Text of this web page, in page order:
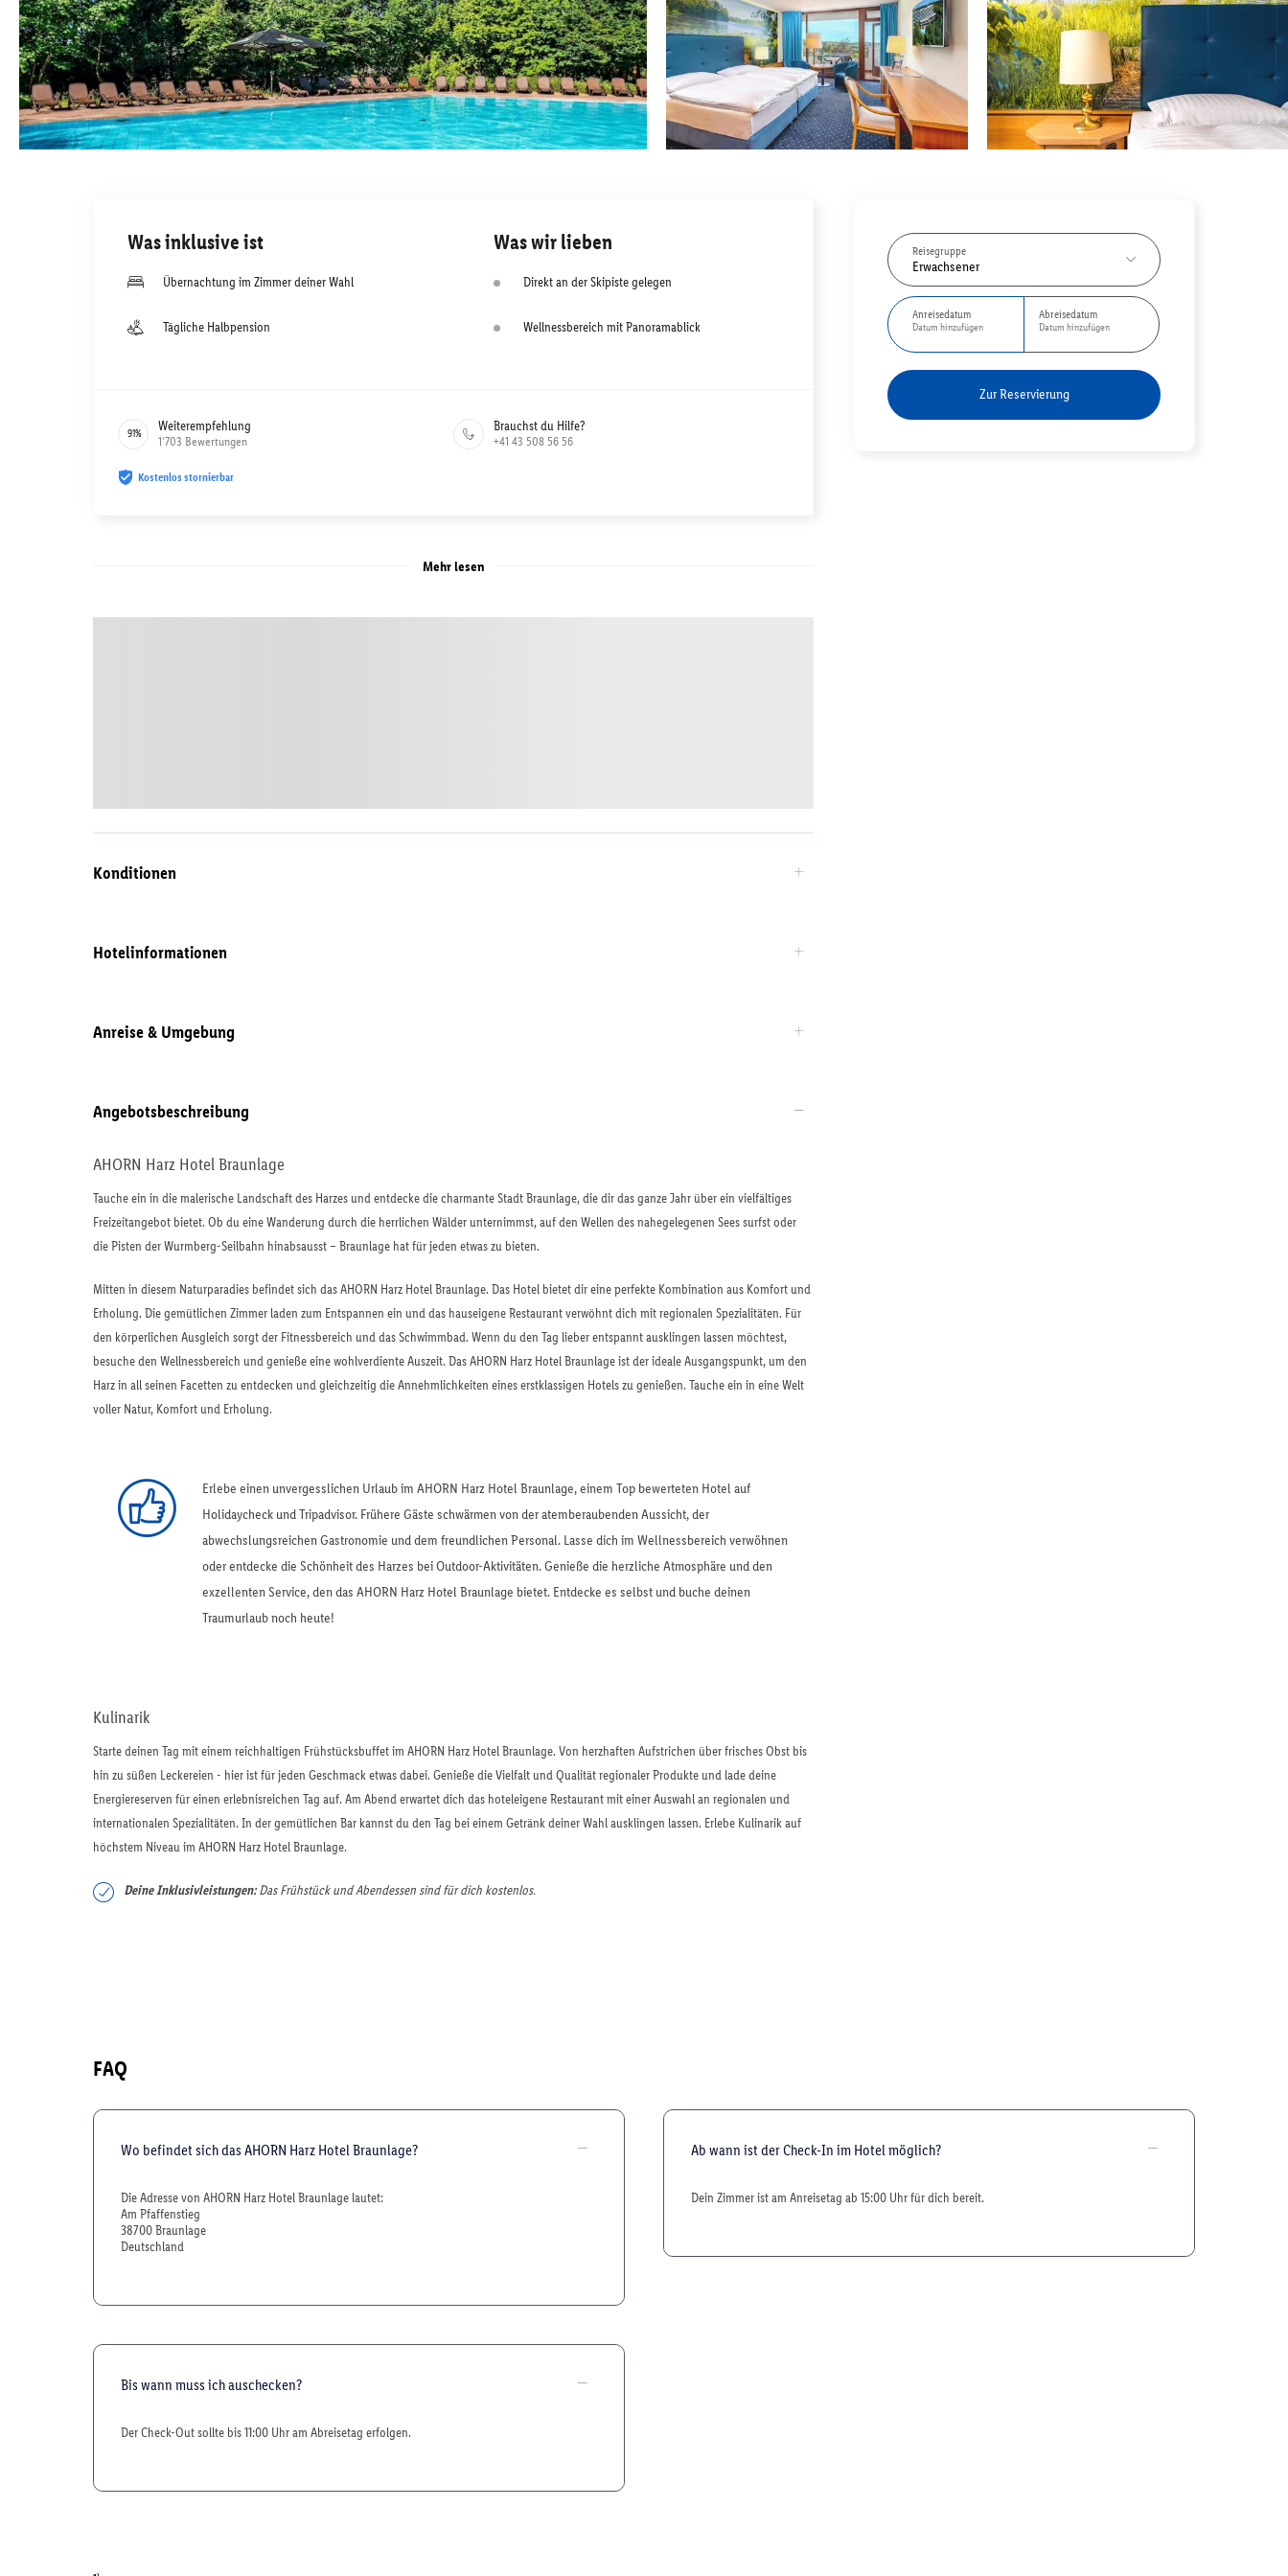
Reisegruppe
Erwachsener
Anreisedatum
Datum hinzufügen
Abreisedatum
Datum hinzufügen
Zur Reservierung
Was inklusive ist
Übernachtung im Zimmer deiner Wahl
Tägliche Halbpension
Was wir lieben
Direkt an der Skipiste gelegen
Wellnessbereich mit Panoramablick
91% Weiterempfehlung
1’703 Bewertungen
Brauchst du Hilfe?
+41 43 508 56 56
Kostenlos stornierbar
Mehr lesen
Konditionen
Hotelinformationen
Anreise & Umgebung
Angebotsbeschreibung
AHORN Harz Hotel Braunlage
Tauche ein in die malerische Landschaft des Harzes und entdecke die charmante Stadt Braunlage, die dir das ganze Jahr über ein vielfältiges
Freizeitangebot bietet. Ob du eine Wanderung durch die herrlichen Wälder unternimmst, auf den Wellen des nahegelegenen Sees surfst oder
die Pisten der Wurmberg-Seilbahn hinabsausst – Braunlage hat für jeden etwas zu bieten.
Mitten in diesem Naturparadies befindet sich das AHORN Harz Hotel Braunlage. Das Hotel bietet dir eine perfekte Kombination aus Komfort und
Erholung. Die gemütlichen Zimmer laden zum Entspannen ein und das hauseigene Restaurant verwöhnt dich mit regionalen Spezialitäten. Für
den körperlichen Ausgleich sorgt der Fitnessbereich und das Schwimmbad. Wenn du den Tag lieber entspannt ausklingen lassen möchtest,
besuche den Wellnessbereich und genieße eine wohlverdiente Auszeit. Das AHORN Harz Hotel Braunlage ist der ideale Ausgangspunkt, um den
Harz in all seinen Facetten zu entdecken und gleichzeitig die Annehmlichkeiten eines erstklassigen Hotels zu genießen. Tauche ein in eine Welt
voller Natur, Komfort und Erholung.
Erlebe einen unvergesslichen Urlaub im AHORN Harz Hotel Braunlage, einem Top bewerteten Hotel auf
Holidaycheck und Tripadvisor. Frühere Gäste schwärmen von der atemberaubenden Aussicht, der
abwechslungsreichen Gastronomie und dem freundlichen Personal. Lasse dich im Wellnessbereich verwöhnen
oder entdecke die Schönheit des Harzes bei Outdoor-Aktivitäten. Genieße die herzliche Atmosphäre und den
exzellenten Service, den das AHORN Harz Hotel Braunlage bietet. Entdecke es selbst und buche deinen
Traumurlaub noch heute!
Kulinarik
Starte deinen Tag mit einem reichhaltigen Frühstücksbuffet im AHORN Harz Hotel Braunlage. Von herzhaften Aufstrichen über frisches Obst bis
hin zu süßen Leckereien - hier ist für jeden Geschmack etwas dabei. Genieße die Vielfalt und Qualität regionaler Produkte und lade deine
Energiereserven für einen erlebnisreichen Tag auf. Am Abend erwartet dich das hoteleigene Restaurant mit einer Auswahl an regionalen und
internationalen Spezialitäten. In der gemütlichen Bar kannst du den Tag bei einem Getränk deiner Wahl ausklingen lassen. Erlebe Kulinarik auf
höchstem Niveau im AHORN Harz Hotel Braunlage.
Deine Inklusivleistungen:Das Frühstück und Abendessen sind für dich kostenlos.
FAQ
Wo befindet sich das AHORN Harz Hotel Braunlage?
Die Adresse von AHORN Harz Hotel Braunlage lautet:
Am Pfaffenstieg
38700 Braunlage
Deutschland
Bis wann muss ich auschecken?
Der Check-Out sollte bis 11:00 Uhr am Abreisetag erfolgen.
Ab wann ist der Check-In im Hotel möglich?
Dein Zimmer ist am Anreisetag ab 15:00 Uhr für dich bereit.